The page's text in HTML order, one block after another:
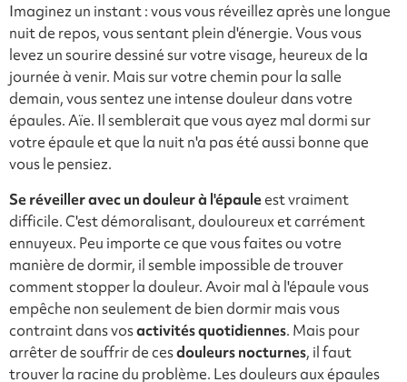
Imaginez un instant : vous vous réveillez après une longue
nuit de repos, vous sentant plein d'énergie. Vous vous
levez un sourire dessiné sur votre visage, heureux de la
journée à venir. Mais sur votre chemin pour la salle
demain, vous sentez une intense douleur dans votre
épaules. Aïe. Il semblerait que vous ayez mal dormi sur
votre épaule et que la nuit n'a pas été aussi bonne que
vous le pensiez.
Se réveiller avec un douleur à l'épauleest vraiment
difficile. C'est démoralisant, douloureux et carrément
ennuyeux. Peu importe ce que vous faites ou votre
manière de dormir, il semble impossible de trouver
comment stopper la douleur. Avoir mal à l'épaule vous
empêche non seulement de bien dormir mais vous
contraint dans vosactivités quotidiennes. Mais pour
arrêter de souffrir de cesdouleurs nocturnes, il faut
trouver la racine du problème. Les douleurs aux épaules